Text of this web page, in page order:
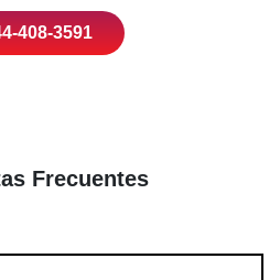
408-3591
Frecuentes